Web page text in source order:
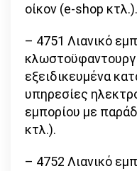
οίκον (e-shop κτλ.).
– 4751 Λιανικό
εξειδικευμένα
υπηρεσίες
εμπορίου με
κτλ.).
– 4752 Λιανικό